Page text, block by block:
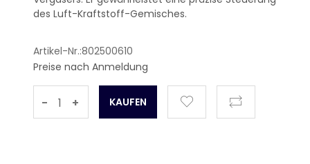
des Luft-Kraftstoff-Gemisches.
Artikel-Nr.:802500610
Preise nach Anmeldung
- +